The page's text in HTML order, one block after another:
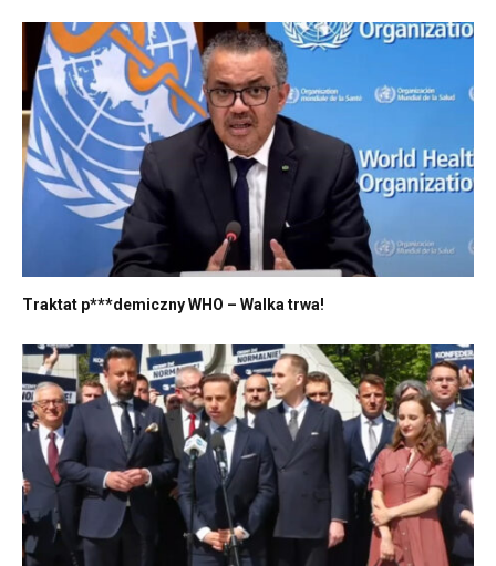
Traktat p***demiczny WHO – Walka trwa!